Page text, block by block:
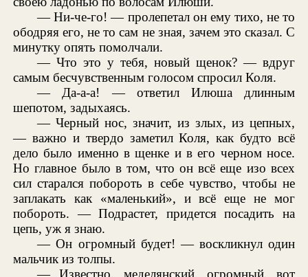
— Ни-че-го! — пролепетал он ему тихо, не то
ободряя его, не то сам не зная, зачем это сказал. С
минутку опять помолчали.
— Что это у тебя, новый щенок? — вдруг
самым бесчувственным голосом спросил Коля.
— Да-а-а! — ответил Илюша длинным
шепотом, задыхаясь.
— Черный нос, значит, из злых, из цепных,
— важно и твердо заметил Коля, как будто всё
дело было именно в щенке и в его черном носе.
Но главное было в том, что он всё еще изо всех
сил старался побороть в себе чувство, чтобы не
заплакать как «маленький», и всё еще не мог
побороть. — Подрастет, придется посадить на
цепь, уж я знаю.
— Он огромный будет! — воскликнул один
мальчик из толпы.
— Известно, меделянский, огромный, вот